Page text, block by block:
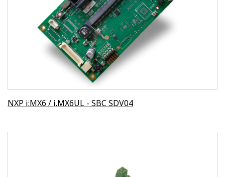
NXP i:MX6 / i.MX6UL - SBC SDV04